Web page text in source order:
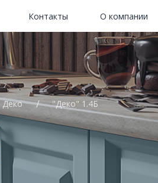
Контакты О компании
Деко "Деко" 1.4Б